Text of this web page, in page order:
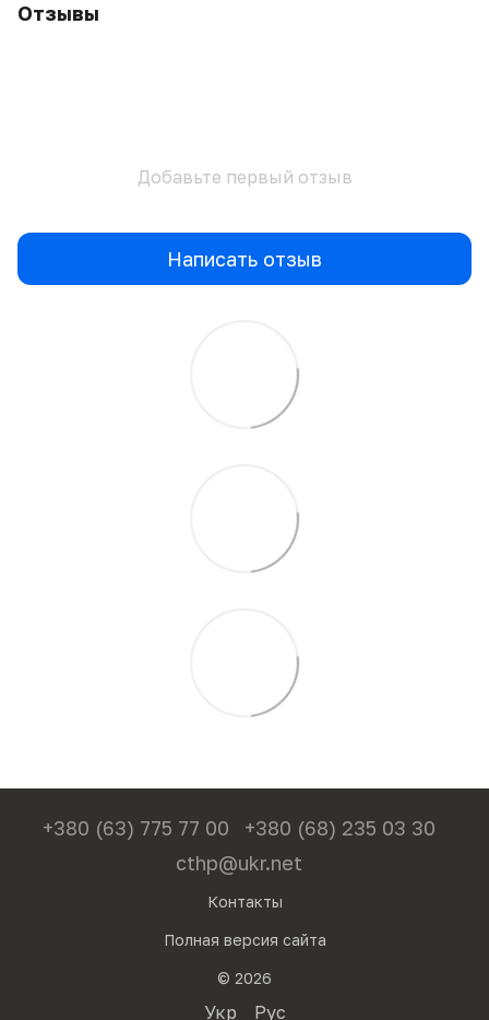
Отзывы
Добавьте первый отзыв
Написать отзыв
+380 (63) 775 77 00
+380 (68) 235 03 30
cthp@ukr.net
Контакты
Полная версия сайта
© 2026
Укр Рус